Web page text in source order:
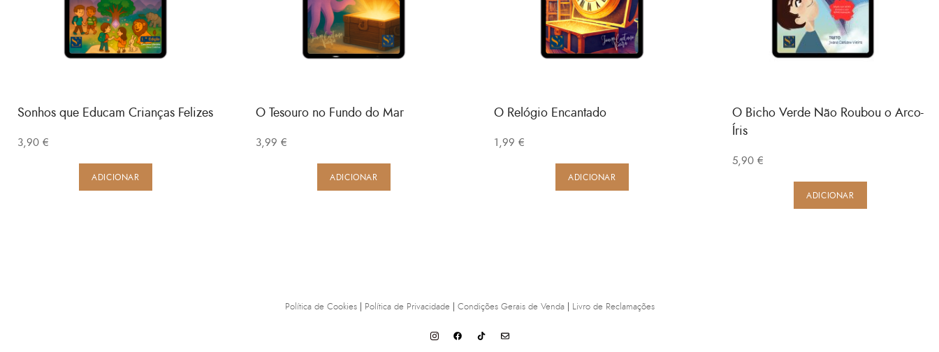
Sonhos que Educam Crianças Felizes
3,90 €
ADICIONAR
O Tesouro no Fundo do Mar
3,99 €
ADICIONAR
O Relógio Encantado
1,99 €
ADICIONAR
O Bicho Verde Não Roubou o Arco-
Íris
5,90 €
ADICIONAR
Política de Cookies| Política de Privacidade Condições Gerais de Venda| Livro de Reclamações